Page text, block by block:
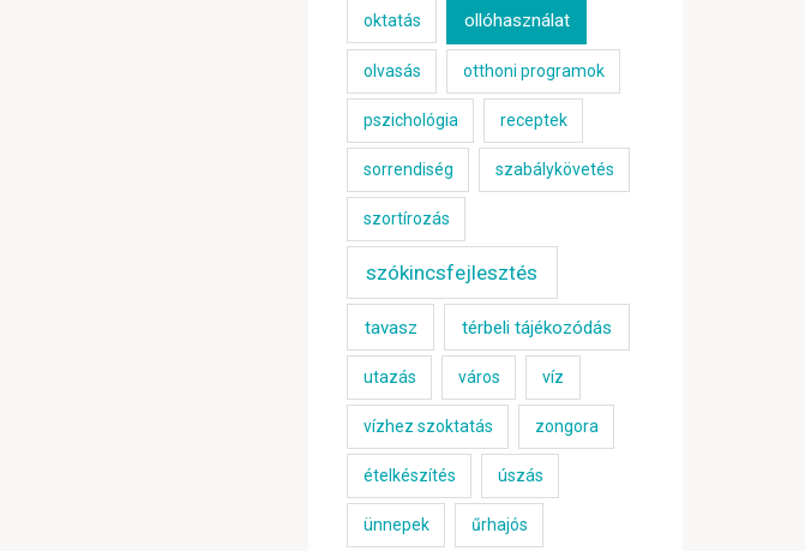
oktatás ollóhasználat
olvasás otthoni programok
pszichológia receptek
sorrendiség szabálykövetés
szortírozás
szókincsfejlesztés
tavasz térbeli tájékozódás
utazás város víz
vízhez szoktatás zongora
ételkészítés úszás
ünnepek űrhajós